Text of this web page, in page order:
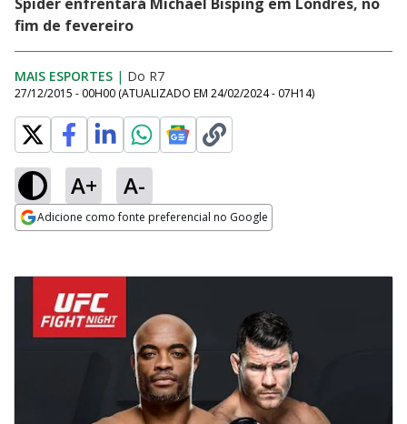
fim de fevereiro
MAIS ESPORTES | Do R7
27/12/2015 - 00H00 (ATUALIZADO EM 24/02/2024 - 07H14)
A+ A-
Adicione como fonte preferencial no Google